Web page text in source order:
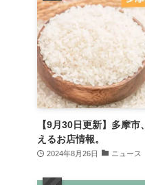
【9月30日更新】多摩
えるお店情報。
2024年8月26日 ニュース